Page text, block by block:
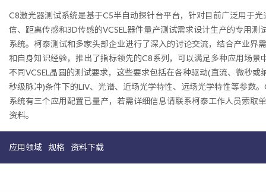
C8激光器测试系统是基于C5半自动探针台平台，针对目前广泛用于光
信、距离传感和3D传感的VCSEL器件量产测试需求设计生产的专用测
系统。柯泰测试和多家头部企业进行了深入的讨论交流，结合产业界
和自身知识经验，推出了指标领先的C8系列，可以满足多种应用场景
不同VCSEL晶圆的测试要求，这些要求包括在各种驱动(直流、微秒或
秒级脉冲)条件下的LIV、光谱、近场光学特性、远场光学特性等参数。
系统有三个应用配置已量产，若需详细信息请联系柯泰工作人员索取
资料。
应用领域 规格 资料下载